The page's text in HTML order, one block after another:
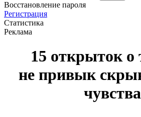
Восстановление пароля
Регистрация
Статистика
Реклама
15 открыток о
не привык
чувства